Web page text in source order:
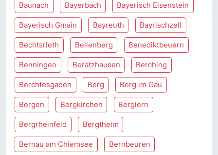
Baunach Bayerbach Bayerisch Eisenstein
Bayerisch Gmain Bayreuth Bayrischzell
Bechtsrieth Bellenberg Benediktbeuern
Benningen Beratzhausen Berching
Berchtesgaden Berg Berg im Gau
Bergen Bergkirchen Berglern
Bergrheinfeld Bergtheim
Bernau am Chiemsee Bernbeuren